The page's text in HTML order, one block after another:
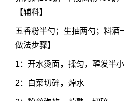
【辅料】
五香粉半勺；生抽两勺；料酒
做法步骤】
1：开水烫面，揉匀，醒发半
2：白菜切碎，焯水